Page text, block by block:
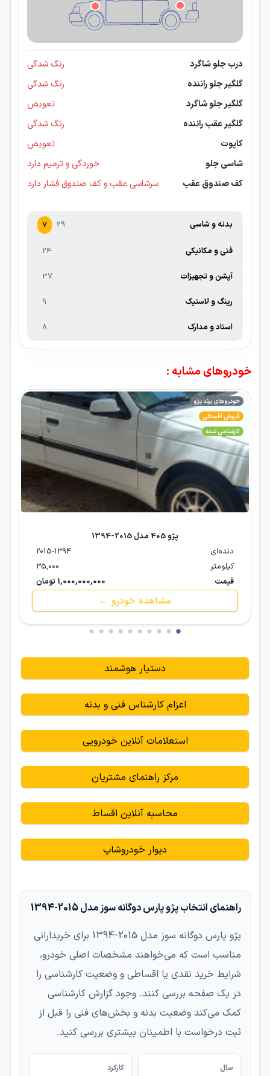
درب جلو شاگرد
رنگ شدگی
گلگیر جلو راننده
رنگ شدگی
گلگیر جلو شاگرد
تعویض
گلگیر عقب راننده
رنگ شدگی
کاپوت
تعویض
شاسی جلو
خوردگی و ترمیم دارد
کف صندوق عقب
سرشاسی عقب و کف صندوق فشار دارد
بدنه و شاسی 29
7
فنی و مکانیکی 24
آپشن و تجهیزات 37
رینگ و لاستیک 9
اسناد و مدارک 8
خودروهای مشابه :
خودروهای برند پژو
فروش اقساطی
کارشناسی شده
پژو 405 مدل 2015-1394
دنده‌ای
2015-1394
کیلومتر
35,000
قیمت
1,000,000,000 تومان
مشاهده خودرو ←
دستیار هوشمند
اعزام کارشناس فنی و بدنه
استعلامات آنلاین خودرویی
مرکز راهنمای مشتریان
محاسبه آنلاین اقساط
دیوار خودروشاپ
راهنمای انتخاب پژو پارس دوگانه سوز مدل 2015-1394
پژو پارس دوگانه سوز مدل 2015-1394 برای خریدارانی
مناسب است که می‌خواهند مشخصات اصلی خودرو،
شرایط خرید نقدی یا اقساطی و وضعیت کارشناسی را
در یک صفحه بررسی کنند. وجود گزارش کارشناسی
کمک می‌کند وضعیت بدنه و بخش‌های فنی را قبل از
ثبت درخواست با اطمینان بیشتری بررسی کنید.
سال کارکرد